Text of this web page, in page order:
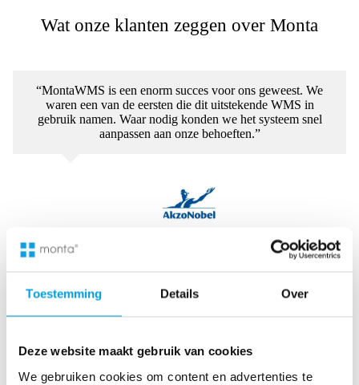
Toestemming Details Over
Deze website maakt gebruik van cookies
We gebruiken cookies om content en advertenties te
Wat onze klanten zeggen over Monta
“MontaWMS is een enorm succes voor ons geweest. We
waren een van de eersten die dit uitstekende WMS in
gebruik namen. Waar nodig konden we het systeem snel
aanpassen aan onze behoeften.”
“Monta is al lange tijd onze partner op het gebied van
bestellingen af en beheren nu ook onze fulfilment vanuit
Duitsland. Fantastisch!”